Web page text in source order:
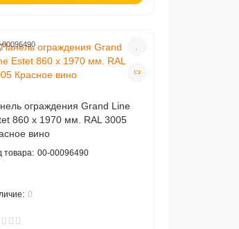
00096490
ограждения Grand Line
860 х 1970 мм. RAL 3005
вино
00-00096490
0